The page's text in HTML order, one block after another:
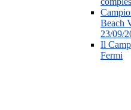
Beach
23/09/
Il
Fermi